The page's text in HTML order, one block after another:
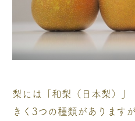
梨には「和梨（日本梨）
きく3つの種類があります